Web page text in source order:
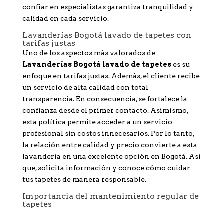
confiar en especialistas garantiza tranquilidad y
calidad en cada servicio.
Lavanderías Bogotá lavado de tapetes con
tarifas justas
Uno de los aspectos más valorados de
Lavanderías Bogotá lavado de tapeteses su
enfoque en tarifas justas. Además, el cliente recibe
un servicio de alta calidad con total
transparencia. En consecuencia, se fortalece la
confianza desde el primer contacto. Asimismo,
esta política permite acceder a un servicio
profesional sin costos innecesarios. Por lo tanto,
la relación entre calidad y precio convierte a esta
lavandería en una excelente opción en Bogotá. Así
que, solicita información y conoce cómo cuidar
tus tapetes de manera responsable.
Importancia del mantenimiento regular de
tapetes